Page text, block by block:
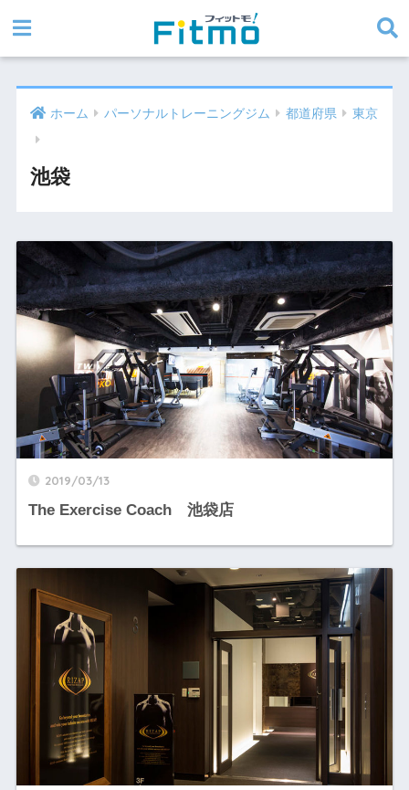
ホーム パーソナルトレーニングジム 都道府県 東京
池袋
2019/03/13
The Exercise Coach 池袋店